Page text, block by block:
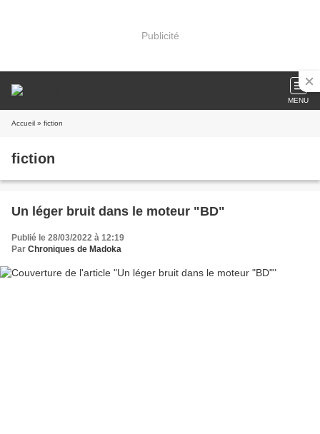
Publicité
MENU
Accueil » fiction
fiction
Un léger bruit dans le moteur "BD"
Publié le 28/03/2022 à 12:19
Par Chroniques de Madoka